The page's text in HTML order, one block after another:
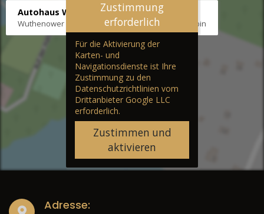
Autohaus Wernicke
Wuthenower Str. 12b, 16827 Neuruppin OT Alt Ruppin
Zustimmung
erforderlich
Für die Aktivierung der
Karten- und
Navigationsdienste ist Ihre
Zustimmung zu den
Datenschutzrichtlinien vom
Drittanbieter Google LLC
erforderlich.
Zustimmen und
aktivieren
Adresse: